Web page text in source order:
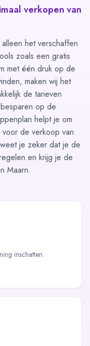
verkopen van
het verschaffen
zoals een gratis
met één druk op de
maken wij het
de tarieven
op de
helpt je om
de verkoop van
je zeker dat je de
en krijg je de
Maarn.
inschatten.